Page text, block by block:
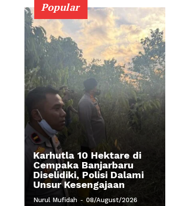
Popular
Karhutla 10 Hektare di
Cempaka Banjarbaru
Diselidiki, Polisi Dalami
Unsur Kesengajaan
Nurul Mufidah - 08/August/2026